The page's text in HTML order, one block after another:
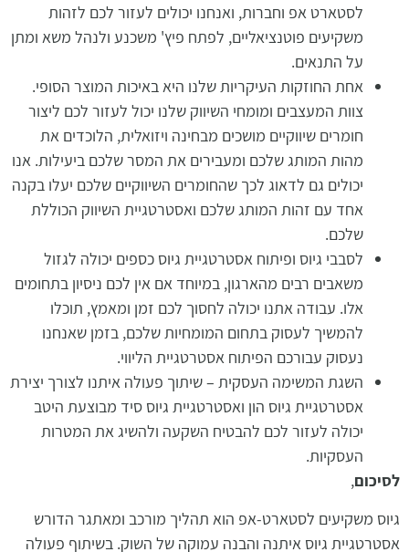
לסטארט אפ וחברות, ואנחנו יכולים לעזור לכם לזהות
משקיעים פוטנציאליים, לפתח פיץ' משכנע ולנהל משא ומתן
על התנאים.
אחת החוזקות העיקריות שלנו היא באיכות המוצר הסופי.
צוות המעצבים ומומחי השיווק שלנו יכול לעזור לכם ליצור
חומרים שיווקיים מושכים מבחינה ויזואלית, הלוכדים את
מהות המותג שלכם ומעבירים את המסר שלכם ביעילות. אנו
יכולים גם לדאוג לכך שהחומרים השיווקיים שלכם יעלו בקנה
אחד עם זהות המותג שלכם ואסטרטגיית השיווק הכוללת
שלכם.
לסבבי גיוס ופיתוח אסטרטגיית גיוס כספים יכולה לגזול
משאבים רבים מהארגון, במיוחד אם אין לכם ניסיון בתחומים
אלו. עבודה אתנו יכולה לחסוך לכם זמן ומאמץ, תוכלו
להמשיך לעסוק בתחום המומחיות שלכם, בזמן שאנחנו
נעסוק עבורכם הפיתוח אסטרטגיית הליווי.
השגת המשימה העסקית – שיתוך פעולה איתנו לצורך יצירת
אסטרטגיית גיוס הון ואסטרטגיית גיוס סיד מבוצעת היטב
יכולה לעזור לכם להבטיח השקעה ולהשיג את המטרות
העסקיות.
לסיכום,
גיוס משקיעים לסטארט-אפ הוא תהליך מורכב ומאתגר הדורש
אסטרטגיית גיוס איתנה והבנה עמוקה של השוק. בשיתוף פעולה